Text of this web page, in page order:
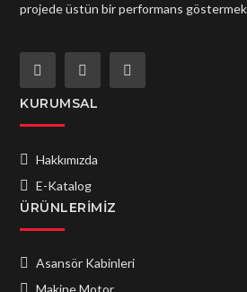
projede üstün bir performans
KURUMSAL
Hakkımızda
E-Katalog
ÜRÜNLERIMIZ
Asansör Kabinleri